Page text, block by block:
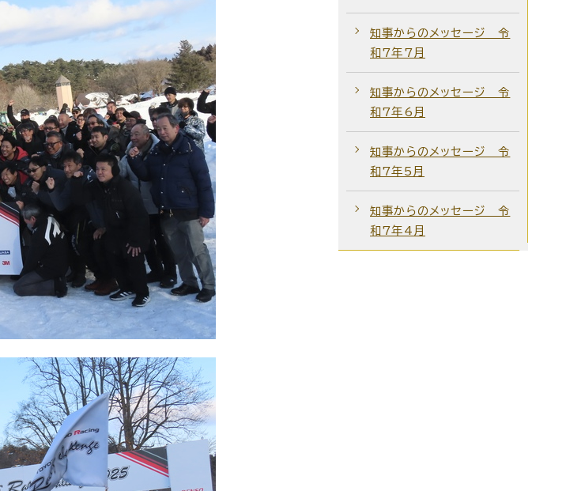
知事からのメッセージ 令
和7年7月
知事からのメッセージ 令
和7年6月
知事からのメッセージ 令
和7年5月
知事からのメッセージ 令
和7年4月